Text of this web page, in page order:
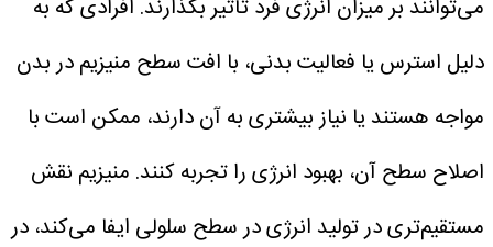
می‌توانند بر میزان انرژی فرد تأثیر بگذارند. افرادی که به
دلیل استرس یا فعالیت بدنی، با افت سطح منیزیم در بدن
مواجه هستند یا نیاز بیشتری به آن دارند، ممکن است با
اصلاح سطح آن، بهبود انرژی را تجربه کنند. منیزیم نقش
مستقیم‌تری در تولید انرژی در سطح سلولی ایفا می‌کند، در